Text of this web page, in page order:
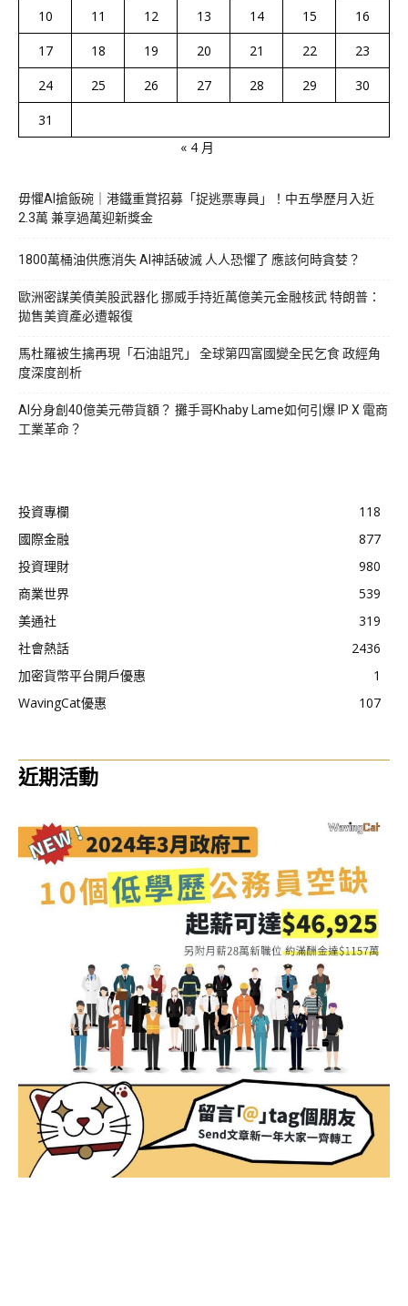
10
11 12 13 14 15
16
17
18 19 20 21 22
23
24
25 26 27 28 29
30
31
« 4 月
毋懼AI搶飯碗｜港鐵重賞招募「捉逃票專員」！中五學歷月入近
2.3萬 兼享過萬迎新獎金
1800萬桶油供應消失 AI神話破滅 人人恐懼了 應該何時貪婪？
歐洲密謀美債美股武器化 挪威手持近萬億美元金融核武 特朗普：
拋售美資產必遭報復
馬杜羅被生擒再現「石油詛咒」 全球第四富國變全民乞食 政經角
度深度剖析
AI分身創40億美元帶貨額？ 攤手哥Khaby Lame如何引爆 IP X 電商
工業革命？
投資專欄
118
國際金融
877
投資理財
980
商業世界
539
美通社
319
社會熱話
2436
加密貨幣平台開戶優惠
1
WavingCat優惠
107
近期活動